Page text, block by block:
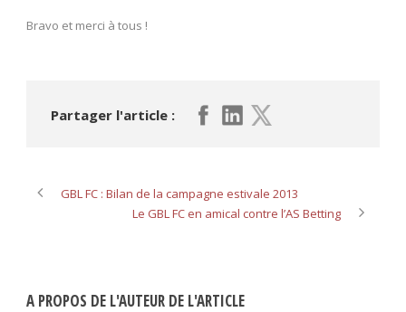
Bravo et merci à tous !
Partager l'article :
GBL FC : Bilan de la campagne estivale 2013
Le GBL FC en amical contre l’AS Betting
A PROPOS DE L'AUTEUR DE L'ARTICLE